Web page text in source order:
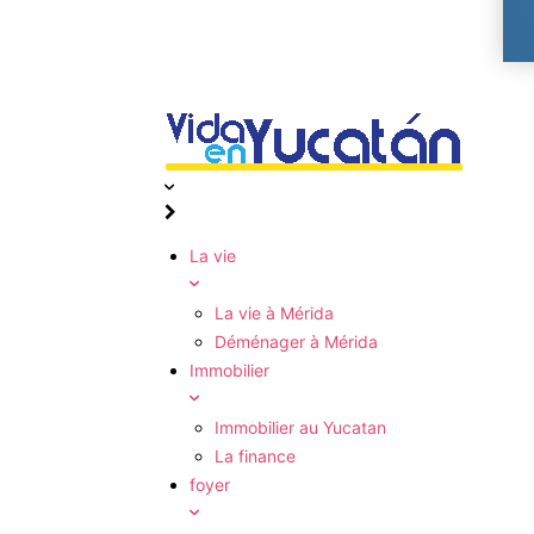
La vie
La vie à Mérida
Déménager à Mérida
Immobilier
Immobilier au Yucatan
La finance
foyer